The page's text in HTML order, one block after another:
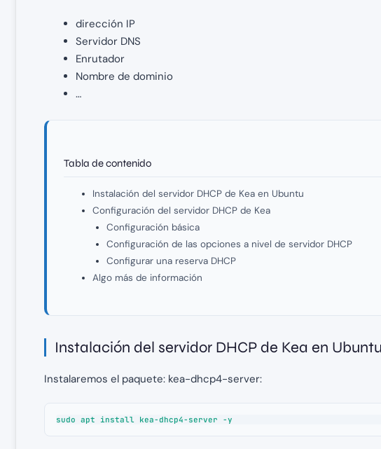
dirección IP
Servidor DNS
Enrutador
Nombre de dominio
…
Tabla de contenido
Instalación del servidor DHCP de Kea en Ubuntu
Configuración del servidor DHCP de Kea
Configuración básica
Configuración de las opciones a nivel de servidor DHCP
Configurar una reserva DHCP
Algo más de información
Instalación del servidor DHCP de Kea en Ubuntu
Instalaremos el paquete: kea-dhcp4-server:
sudo apt install kea-dhcp4-server -y